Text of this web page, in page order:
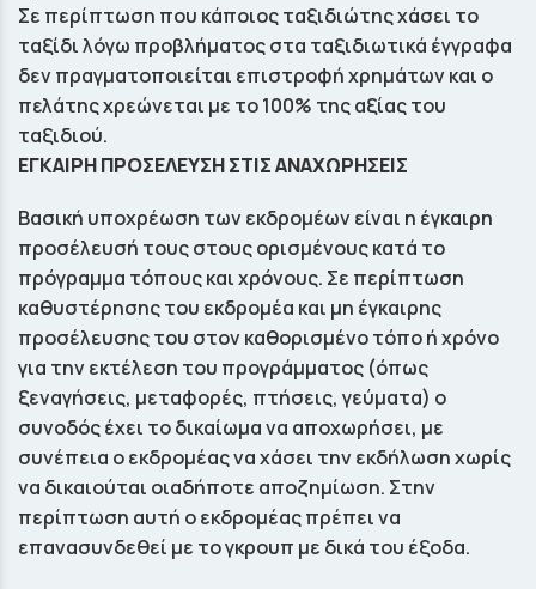
Σε περίπτωση που κάποιος ταξιδιώτης χάσει το
ταξίδι λόγω προβλήματος στα ταξιδιωτικά έγγραφα
δεν πραγματοποιείται επιστροφή χρημάτων και ο
πελάτης χρεώνεται με το 100% της αξίας του
ταξιδιού.
ΕΓΚΑΙΡΗ ΠΡΟΣΕΛΕΥΣΗ ΣΤΙΣ ΑΝΑΧΩΡΗΣΕΙΣ
Βασική υποχρέωση των εκδρομέων είναι η έγκαιρη
προσέλευσή τους στους ορισμένους κατά το
πρόγραμμα τόπους και χρόνους. Σε περίπτωση
καθυστέρησης του εκδρομέα και μη έγκαιρης
προσέλευσης του στον καθορισμένο τόπο ή χρόνο
για την εκτέλεση του προγράμματος (όπως
ξεναγήσεις, μεταφορές, πτήσεις, γεύματα) ο
συνοδός έχει το δικαίωμα να αποχωρήσει, με
συνέπεια ο εκδρομέας να χάσει την εκδήλωση χωρίς
να δικαιούται οιαδήποτε αποζημίωση. Στην
περίπτωση αυτή ο εκδρομέας πρέπει να
επανασυνδεθεί με το γκρουπ με δικά του έξοδα.